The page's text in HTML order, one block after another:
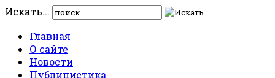
Искать...
Главная
О сайте
Новости
Публицистика